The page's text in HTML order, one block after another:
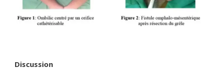
Discussion